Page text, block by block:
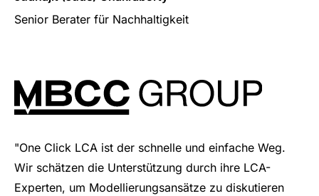
Senior Berater für Nachhaltigkeit
"One Click LCA ist der schnelle und einfache Weg.
Wir schätzen die Unterstützung durch ihre LCA-
Experten, um Modellierungsansätze zu diskutieren